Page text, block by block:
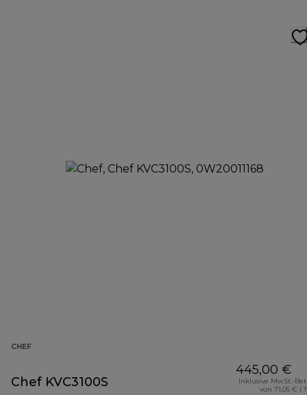
CHEF
Chef KVC3100S
445,00 €
Inklusive MwSt.-
von 71,05 € (